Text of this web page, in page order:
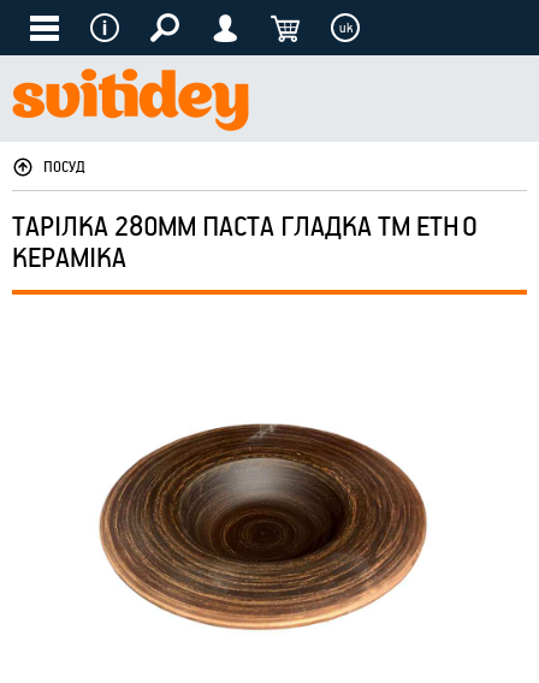
uk
ПОСУД
ТАРІЛКА 280ММ ПАСТА ГЛАДКА ТМ ЕТНО
КЕРАМІКА